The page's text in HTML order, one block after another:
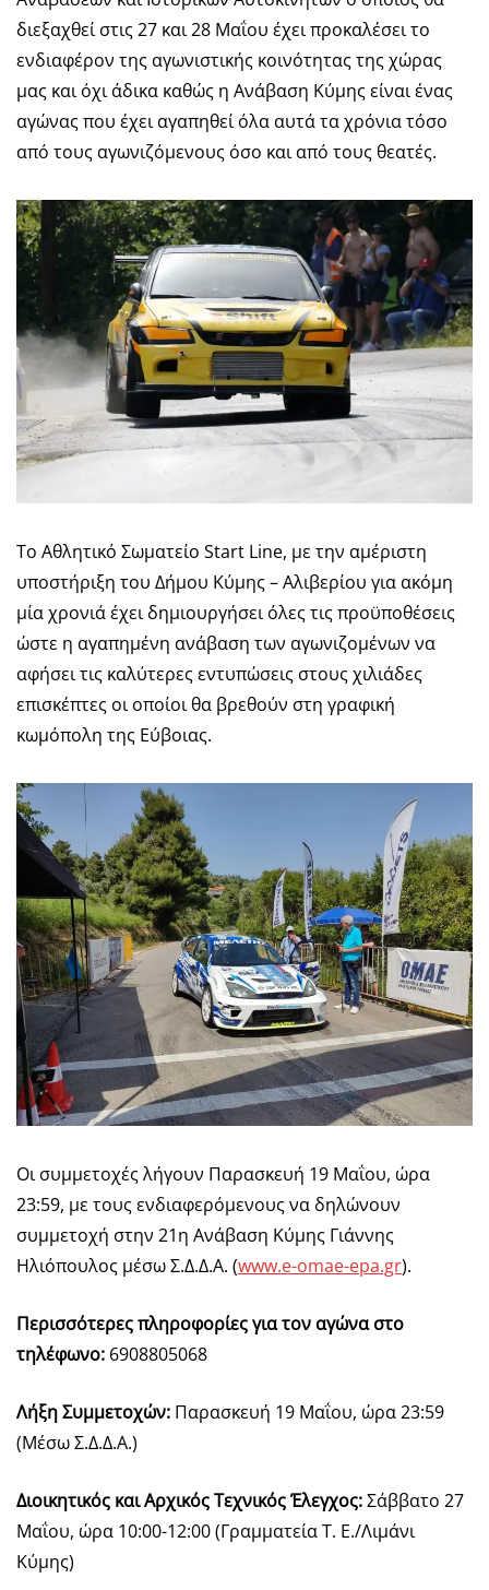
διεξαχθεί στις 27 και 28 Μαΐου έχει προκαλέσει το
ενδιαφέρον της αγωνιστικής κοινότητας της χώρας
μας και όχι άδικα καθώς η Ανάβαση Κύμης είναι ένας
αγώνας που έχει αγαπηθεί όλα αυτά τα χρόνια τόσο
από τους αγωνιζόμενους όσο και από τους θεατές.
Το Αθλητικό Σωματείο Start Line, με την αμέριστη
υποστήριξη του Δήμου Κύμης – Αλιβερίου για ακόμη
μία χρονιά έχει δημιουργήσει όλες τις προϋποθέσεις
ώστε η αγαπημένη ανάβαση των αγωνιζομένων να
αφήσει τις καλύτερες εντυπώσεις στους χιλιάδες
επισκέπτες οι οποίοι θα βρεθούν στη γραφική
κωμόπολη της Εύβοιας.
Οι συμμετοχές λήγουν Παρασκευή 19 Μαΐου, ώρα
23:59, με τους ενδιαφερόμενους να δηλώνουν
συμμετοχή στην 21η Ανάβαση Κύμης Γιάννης
Ηλιόπουλος μέσω Σ.Δ.Δ.Α. (www.e-omae-epa.gr).
Περισσότερες πληροφορίες για τον αγώνα στο
τηλέφωνο: 6908805068
Λήξη Συμμετοχών: Παρασκευή 19 Μαΐου, ώρα 23:59
(Μέσω Σ.Δ.Δ.Α.)
Διοικητικός και Αρχικός Τεχνικός Έλεγχος:Σάββατο 27
Μαΐου, ώρα 10:00-12:00 (Γραμματεία Τ. Ε./Λιμάνι
Κύμης)